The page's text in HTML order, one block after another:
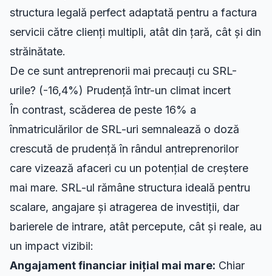
structura legală perfect adaptată pentru a factura
servicii către clienți multipli, atât din țară, cât și din
străinătate.
De ce sunt antreprenorii mai precauți cu SRL-
urile? (-16,4%) Prudență într-un climat incert
În contrast, scăderea de peste 16% a
înmatriculărilor de SRL-uri semnalează o doză
crescută de prudență în rândul antreprenorilor
care vizează afaceri cu un potențial de creștere
mai mare. SRL-ul rămâne structura ideală pentru
scalare, angajare și atragerea de investiții, dar
barierele de intrare, atât percepute, cât și reale, au
un impact vizibil:
Angajament financiar inițial mai mare: Chiar